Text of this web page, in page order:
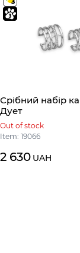
Срібний набір
Дует
Out of stock
Item: 19066
2 630 UAH